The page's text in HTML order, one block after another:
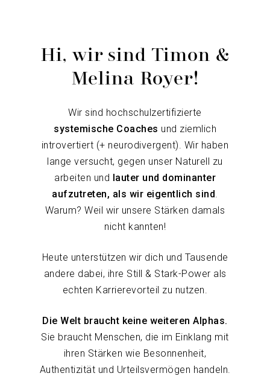
Hi, wir sind Timon &
Melina Royer!
Wir sind hochschulzertifizierte
systemische Coaches und ziemlich
introvertiert (+ neurodivergent). Wir haben
lange versucht, gegen unser Naturell zu
arbeiten und lauter und dominanter
aufzutreten, als wir eigentlich sind
Warum? Weil wir unsere Stärken damals
nicht kannten!
Heute unterstützen wir dich und Tausende
andere dabei, ihre Still & Stark-Power als
echten Karrierevorteil zu nutzen.
Die Welt braucht keine weiteren Alphas.
Sie braucht Menschen, die im Einklang mit
ihren Stärken wie Besonnenheit,
Authentizität und Urteilsvermögen handeln.